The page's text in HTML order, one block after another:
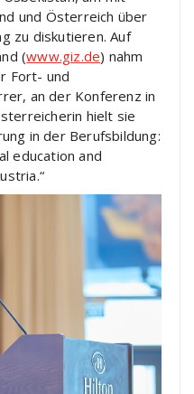
und Österreich über
zu diskutieren. Auf
(www.giz.de) nahm
Fort- und
an der Konferenz in
hielt sie
in der Berufsbildung:
education and